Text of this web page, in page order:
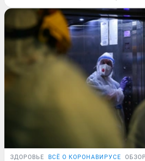
ЗДОРОВЬЕ ВСЁ О КОРОНАВИРУСЕ ОБЗОР